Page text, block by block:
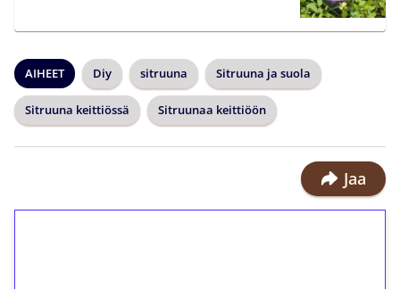
AIHEET Diy sitruuna Sitruuna ja suola
Sitruuna keittiössä Sitruunaa keittiöön
Jaa